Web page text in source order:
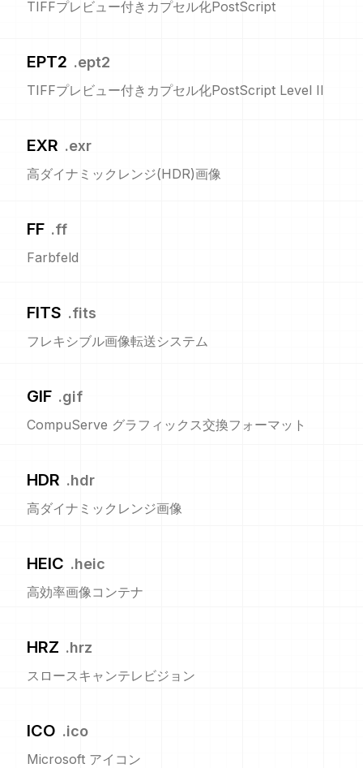
TIFFプレビュー付きカプセル化PostScript
EPT2 .ept2
TIFFプレビュー付きカプセル化PostScript Level II
EXR .exr
高ダイナミックレンジ(HDR)画像
FF .ff
Farbfeld
FITS .fits
フレキシブル画像転送システム
GIF .gif
CompuServe グラフィックス交換フォーマット
HDR .hdr
高ダイナミックレンジ画像
HEIC .heic
高効率画像コンテナ
HRZ .hrz
スロースキャンテレビジョン
ICO .ico
Microsoft アイコン